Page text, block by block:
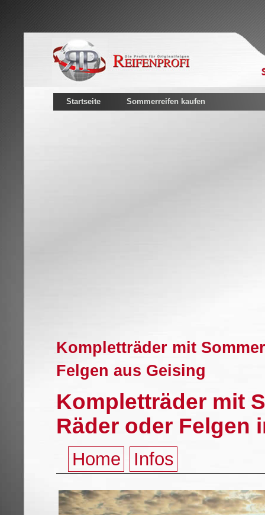
Startseite Sommerreifen kaufen
Kompletträder mit
Felgen aus Geising
Kompletträder mit
Räder oder Felgen
Home Infos